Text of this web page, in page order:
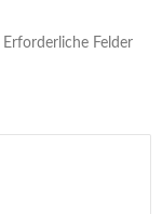
Erforderliche Felder